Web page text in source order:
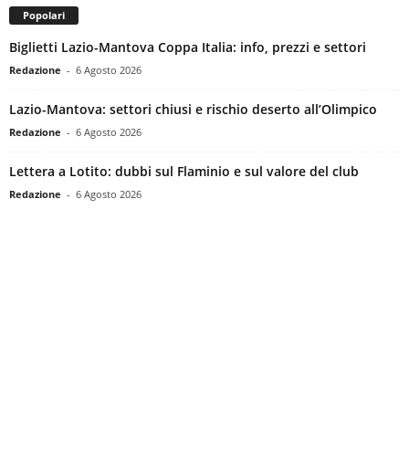
Popolari
Biglietti Lazio-Mantova Coppa Italia: info, prezzi e settori
Redazione - 6 Agosto 2026
Lazio-Mantova: settori chiusi e rischio deserto all’Olimpico
Redazione - 6 Agosto 2026
Lettera a Lotito: dubbi sul Flaminio e sul valore del club
Redazione - 6 Agosto 2026